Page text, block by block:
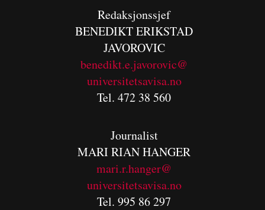
Redaksjonssjef
BENEDIKTERIKSTAD
JAVOROVIC
benedikt.e.javorovic@
universitetsavisa.no
Tel. 472 38 560
Journalist
MARI RIAN HANGER
mari.r.hanger@
universitetsavisa.no
Tel. 995 86 297